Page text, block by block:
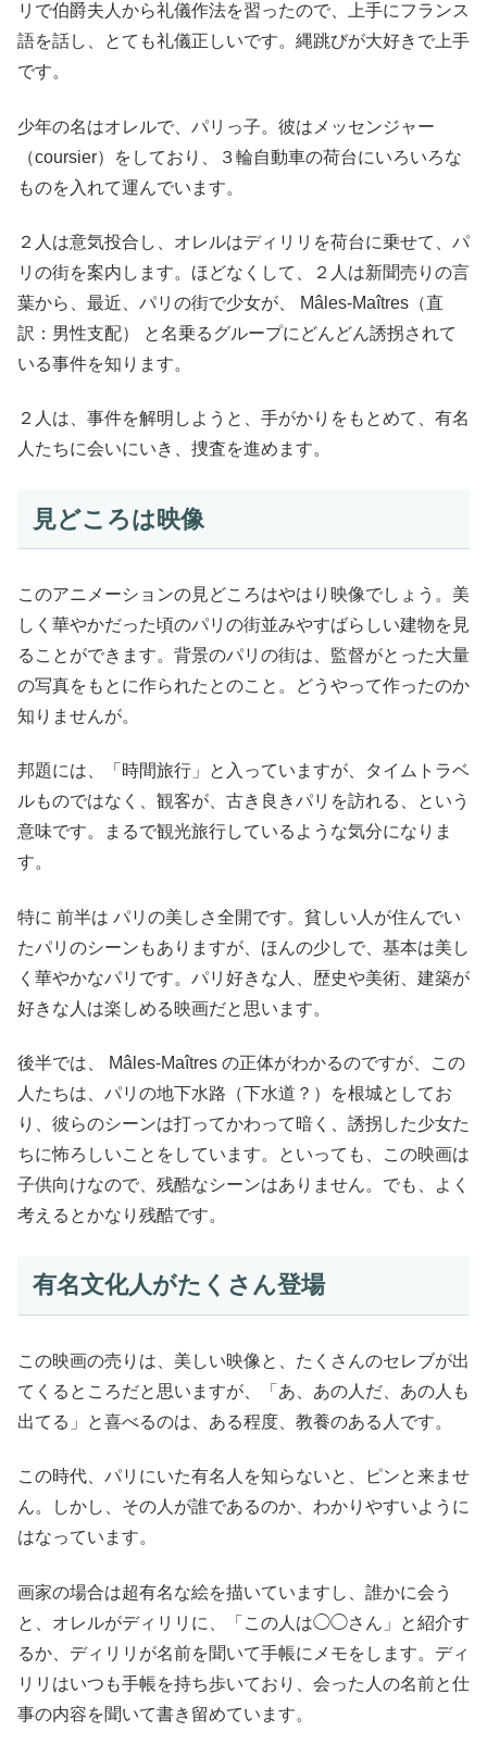
リで伯爵夫人から礼儀作法を習ったので、上手にフランス
語を話し、とても礼儀正しいです。縄跳びが大好きで上手
です。
少年の名はオレルで、パリっ子。彼はメッセンジャー
（coursier）をしており、３輪自動車の荷台にいろいろな
ものを入れて運んでいます。
２人は意気投合し、オレルはディリリを荷台に乗せて、パ
リの街を案内します。ほどなくして、２人は新聞売りの言
葉から、最近、パリの街で少女が、 Mâles-Maîtres（直
訳：男性支配） と名乗るグループにどんどん誘拐されて
いる事件を知ります。
２人は、事件を解明しようと、手がかりをもとめて、有名
人たちに会いにいき、捜査を進めます。
見どころは映像
このアニメーションの見どころはやはり映像でしょう。美
しく華やかだった頃のパリの街並みやすばらしい建物を見
ることができます。背景のパリの街は、監督がとった大量
の写真をもとに作られたとのこと。どうやって作ったのか
知りませんが。
邦題には、「時間旅行」と入っていますが、タイムトラベ
ルものではなく、観客が、古き良きパリを訪れる、という
意味です。まるで観光旅行しているような気分になりま
す。
特に 前半は パリの美しさ全開です。貧しい人が住んでい
たパリのシーンもありますが、ほんの少しで、基本は美し
く華やかなパリです。パリ好きな人、歴史や美術、建築が
好きな人は楽しめる映画だと思います。
後半では、 Mâles-Maîtres の正体がわかるのですが、この
人たちは、パリの地下水路（下水道？）を根城としてお
り、彼らのシーンは打ってかわって暗く、誘拐した少女た
ちに怖ろしいことをしています。といっても、この映画は
子供向けなので、残酷なシーンはありません。でも、よく
考えるとかなり残酷です。
有名文化人がたくさん登場
この映画の売りは、美しい映像と、たくさんのセレブが出
てくるところだと思いますが、「あ、あの人だ、あの人も
出てる」と喜べるのは、ある程度、教養のある人です。
この時代、パリにいた有名人を知らないと、ピンと来ませ
ん。しかし、その人が誰であるのか、わかりやすいように
はなっています。
画家の場合は超有名な絵を描いていますし、誰かに会う
と、オレルがディリリに、「この人は◯◯さん」と紹介す
るか、ディリリが名前を聞いて手帳にメモをします。ディ
リリはいつも手帳を持ち歩いており、会った人の名前と仕
事の内容を聞いて書き留めています。